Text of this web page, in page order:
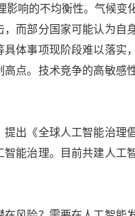
响的不均衡性。气候变
而部分国家可能认为自
体事项现阶段难以落实
点。技术竞争的高敏感
出《全球人工智能治理
能治理。目前共建人工